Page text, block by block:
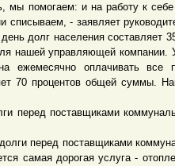
мы помогаем: и на работу к
списываем, - заявляет
долг населения составляет
нашей управляющей компании.
ежемесячно оплачивать все
70 процентов общей суммы.
перед поставщиками
перед поставщиками
самая дорогая услуга -